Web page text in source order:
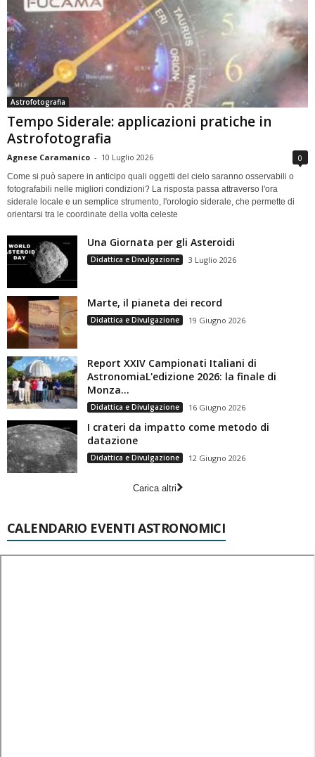
Astrofotografia
Tempo Siderale: applicazioni pratiche in
Astrofotografia
Agnese Caramanico - 10 Luglio 2026 0
Come si può sapere in anticipo quali oggetti del cielo saranno osservabili o
fotografabili nelle migliori condizioni? La risposta passa attraverso l'ora
siderale locale e un semplice strumento, l'orologio siderale, che permette di
orientarsi tra le coordinate della volta celeste
Una Giornata per gli Asteroidi
Didattica e Divulgazione 3 Luglio 2026
Marte, il pianeta dei record
Didattica e Divulgazione 19 Giugno 2026
Report XXIV Campionati Italiani di
AstronomiaL'edizione 2026: la finale di
Monza...
Didattica e Divulgazione 16 Giugno 2026
I crateri da impatto come metodo di
datazione
Didattica e Divulgazione 12 Giugno 2026
Carica altri
CALENDARIO EVENTI ASTRONOMICI